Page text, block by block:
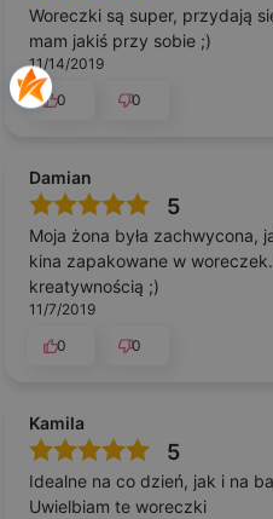
Woreczki są super, przydają
mam jakiś przy sobie ;)
11/14/2019
0
0
Damian
5
Moja żona była zachwycona,
kina zapakowane w woreczek.
kreatywnością ;)
11/7/2019
0
0
Kamila
5
Idealne na co dzień, jak i na
Uwielbiam te woreczki